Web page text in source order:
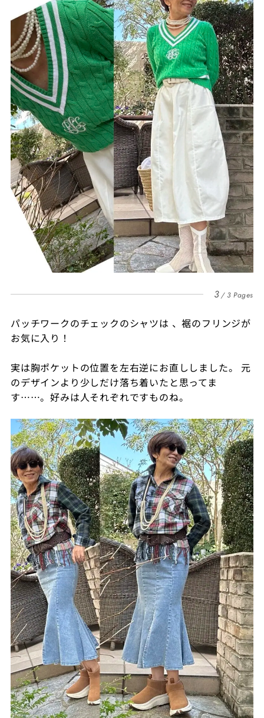
3 3 Pages
パッチワークのチェックのシャツは 、裾のフリンジが
お気に入り！
実は胸ポケットの位置を左右逆にお直ししました。 元
のデザインより少しだけ落ち着いたと思ってま
す……。好みは人それぞれですものね。